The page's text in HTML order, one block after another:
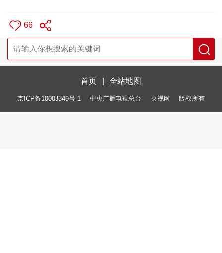
66
首页 全站地图
京ICP备10003349号-1 中央广播电视总台 央视网 版权所有